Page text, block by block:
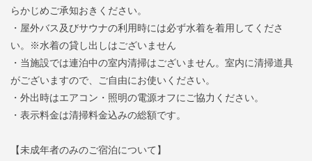
らかじめご承知おきください。
・屋外バス及びサウナの利用時には必ず水着を着用してくださ
い。※水着の貸し出しはございません
・当施設では連泊中の室内清掃はございません。室内に清掃道具
がございますので、ご自由にお使いください。
・外出時はエアコン・照明の電源オフにご協力ください。
・表示料金は清掃料金込みの総額です。
【未成年者のみのご宿泊について】